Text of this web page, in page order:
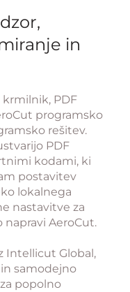
in
PDF
programsko
rešitev.
PDF
kodami, ki
postavitev
lokalnega
nastavitve za
napravi AeroCut.
Intellicut Global,
samodejno
popolno